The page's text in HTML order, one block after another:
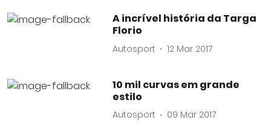
A incrível história da Targa
Florio
Autosport 12 Mar 2017
10 mil curvas em grande
estilo
Autosport 09 Mar 2017